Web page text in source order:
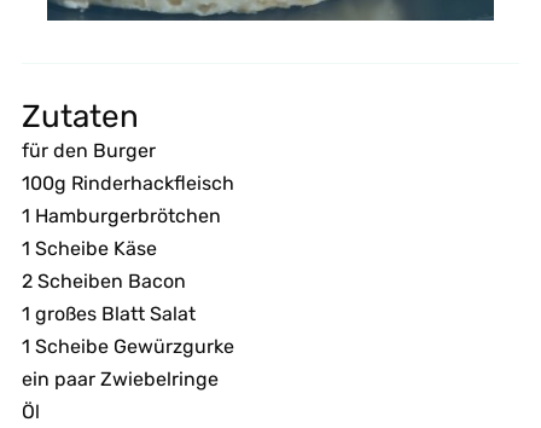
Zutaten
für den Burger
100g Rinderhackfleisch
1 Hamburgerbrötchen
1 Scheibe Käse
2 Scheiben Bacon
1 großes Blatt Salat
1 Scheibe Gewürzgurke
ein paar Zwiebelringe
Öl